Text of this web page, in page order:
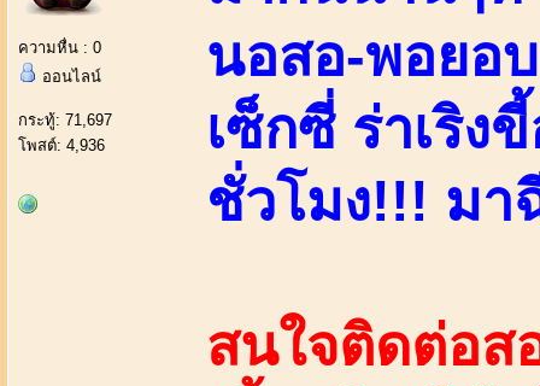
ความหื่น : 0
ออนไลน์
กระทู้: 71,697
โพสต์: 4,936
นอสอ-พอยอ
เซ็กซี่ ร่าเริ
ชั่วโมง!!! มา
สนใจติดต่อส